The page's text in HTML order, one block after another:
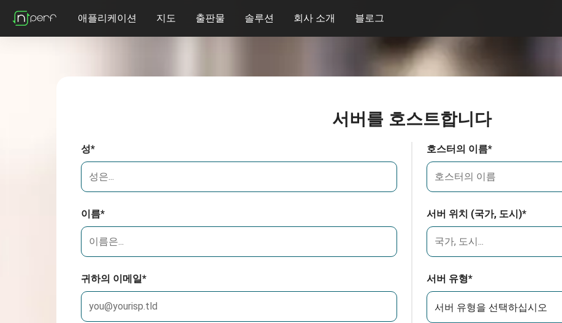
애플리케이션 지도 출판물 솔루션 회사 소개 블로그
서버를 호스트합니다
성*
이름*
귀하의 이메일*
호스터의 이름*
서버 위치 (국가, 도시)*
서버 유형*
서버 유형을 선택하십시오